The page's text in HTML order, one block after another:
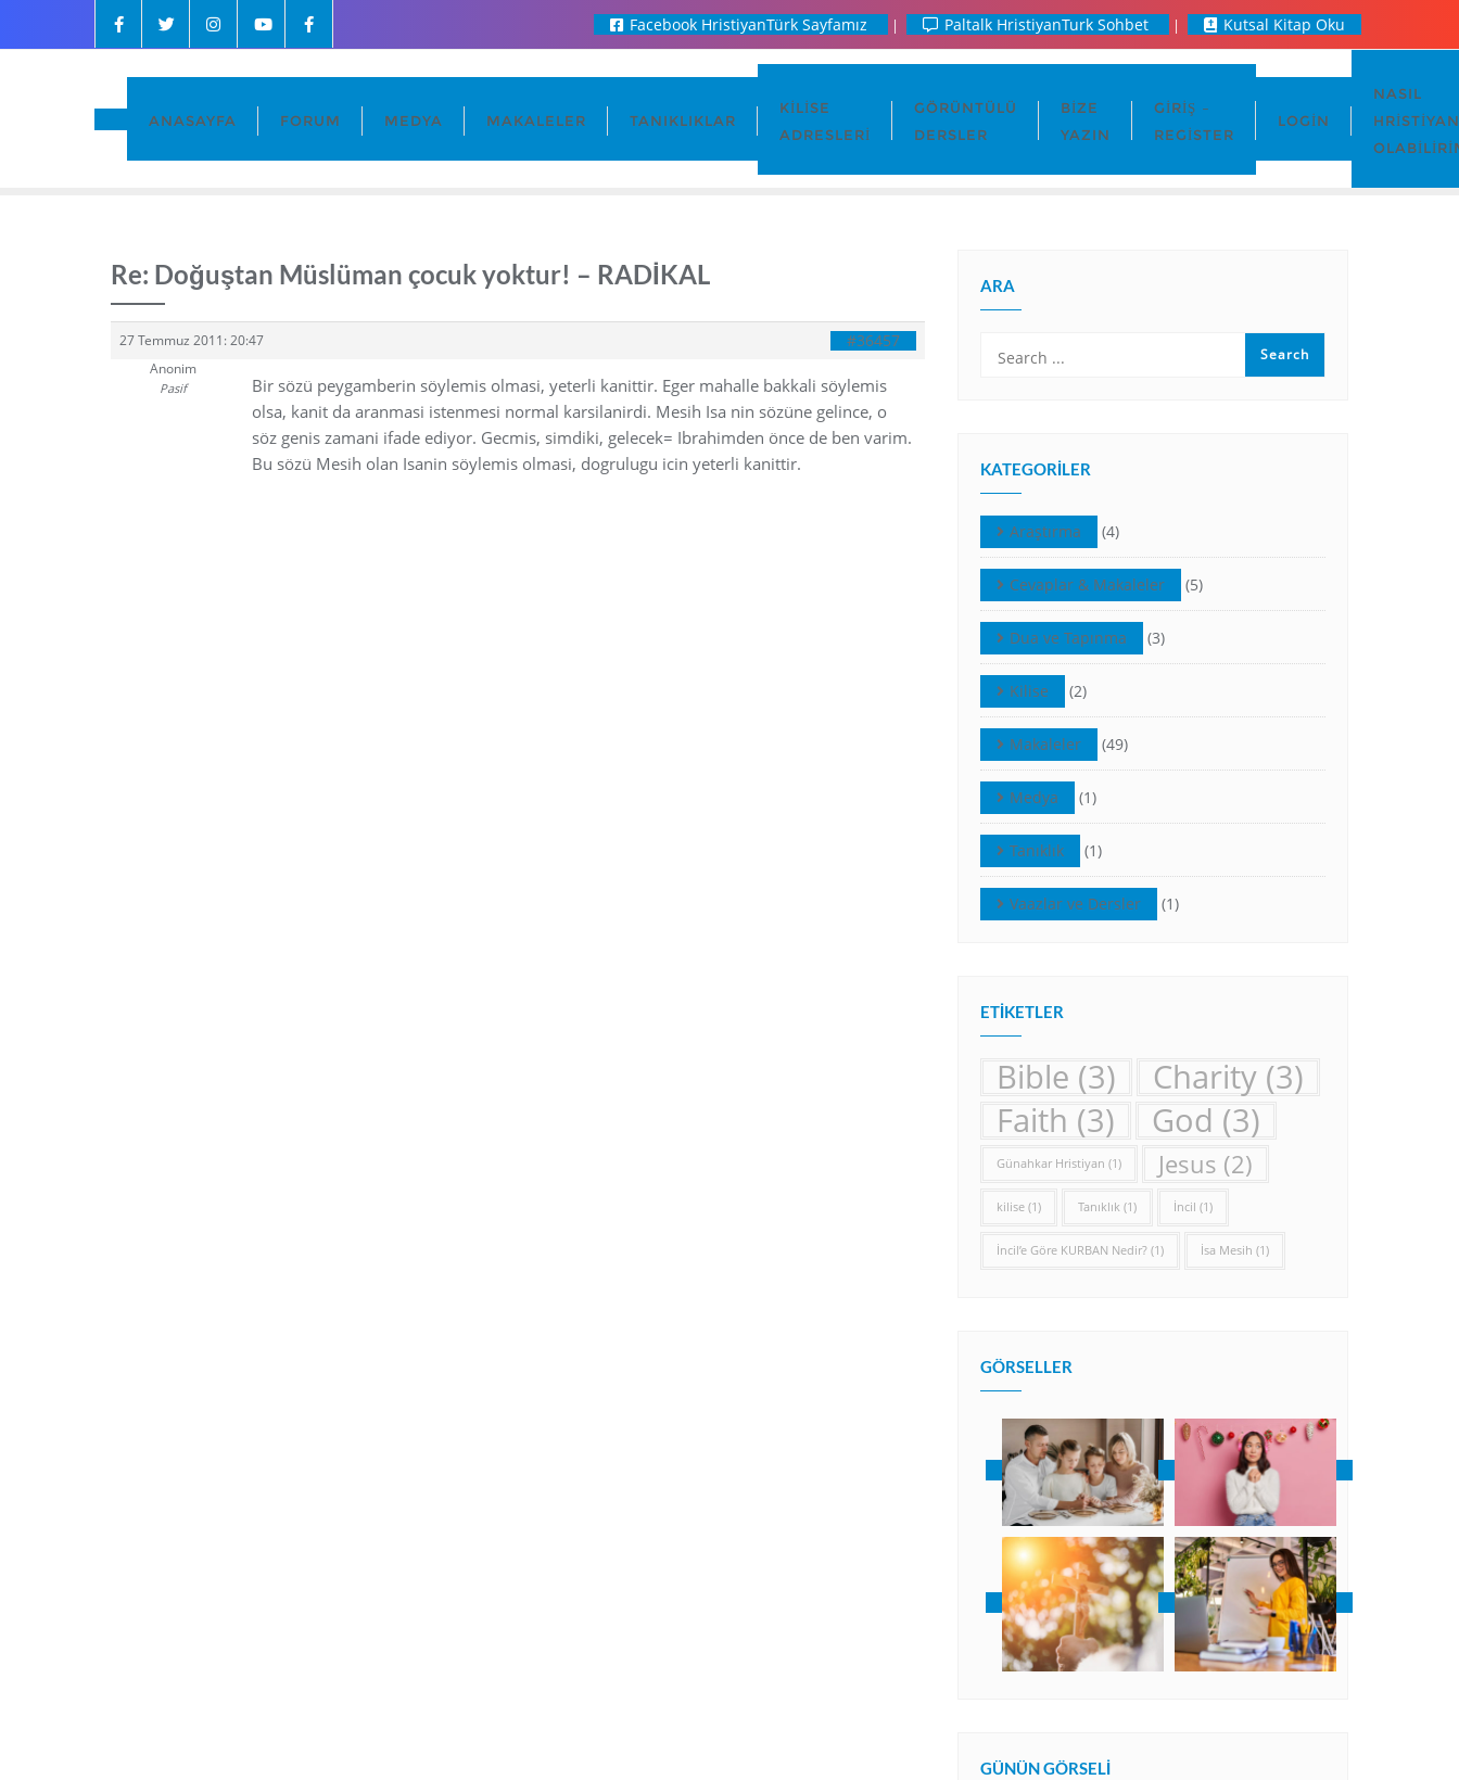
Facebook HristiyanTürk Sayfamız Paltalk HristiyanTurk Sohbet Kutsal Kitap Oku
ANASAYFA FORUM MEDYA MAKALELER TANIKLIKLAR
KILISE
ADRESLERI
GÖRÜNTÜLÜ
DERSLER
BIZE
YAZIN
GIRIŞ –
REGISTER
LOGIN
NASIL
HRISTIYAN
Re: Doğuştan Müslüman çocuk yoktur! – RADİKAL
27 Temmuz 2011: 20:47 #36457
Anonim
Pasif
Bir sözü peygamberin söylemis olmasi, yeterli kanittir. Eger mahalle bakkali söylemis
olsa, kanit da aranmasi istenmesi normal karsilanirdi. Mesih Isa nin sözüne gelince, o
söz genis zamani ifade ediyor. Gecmis, simdiki, gelecek= Ibrahimden önce de ben varim.
Bu sözü Mesih olan Isanin söylemis olmasi, dogrulugu icin yeterli kanittir.
ARA
KATEGORILER
Araştırma (4)
Cevaplar & Makaleler (5)
Dua ve Tapınma (3)
Kilise (2)
Makaleler (49)
Medya (1)
Tanıklık (1)
Vaazlar ve Dersler (1)
ETIKETLER
Bible (3) Charity (3)
Faith (3) God (3)
Günahkar Hristiyan (1) Jesus (2)
kilise (1) Tanıklık (1) İncil (1)
İncil’e Göre KURBAN Nedir? (1) İsa Mesih (1)
GÖRSELLER
GÜNÜN GÖRSELI